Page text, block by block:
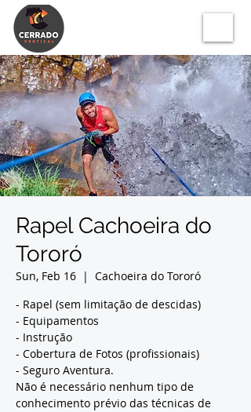
Rapel Cachoeira do
Tororó
Sun, Feb 16
  |
Cachoeira do Tororó
- Rapel (sem limitação de descidas)
- Equipamentos
- Instrução
- Cobertura de Fotos (profissionais)
- Seguro Aventura.
Não é necessário nenhum tipo de
conhecimento prévio das técnicas de